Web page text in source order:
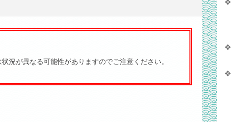
況が異なる可能性がありますのでご注意ください。